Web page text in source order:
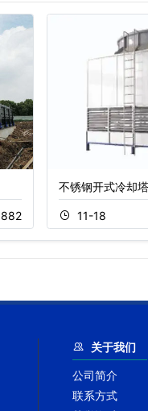
882
不锈钢开式冷却塔
11-18
关于我们
公司简介
联系方式